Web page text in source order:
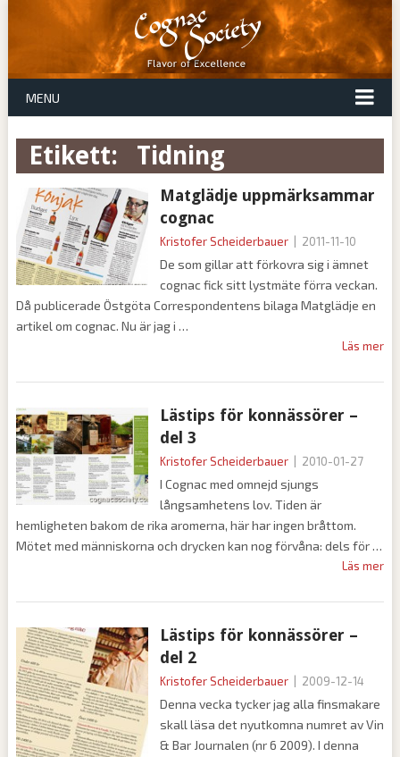
MENU
Etikett: tidning
Matglädje uppmärksammar
cognac
Kristofer Scheiderbauer 2011-11-10
De som gillar att förkovra sig i ämnet
cognac fick sitt lystmäte förra veckan.
Då publicerade Östgöta Correspondentens bilaga Matglädje en
artikel om cognac. Nu är jag i
Läs mer
Lästips för konnässörer –
del 3
Kristofer Scheiderbauer 2010-01-27
I Cognac med omnejd sjungs
långsamhetens lov. Tiden är
hemligheten bakom de rika aromerna, här har ingen bråttom.
Mötet med människorna och drycken kan nog förvåna: dels för
Läs mer
Lästips för konnässörer –
del 2
Kristofer Scheiderbauer 2009-12-14
Denna vecka tycker jag alla finsmakare
skall läsa det nyutkomna numret av Vin
& Bar Journalen (nr 6 2009). I denna